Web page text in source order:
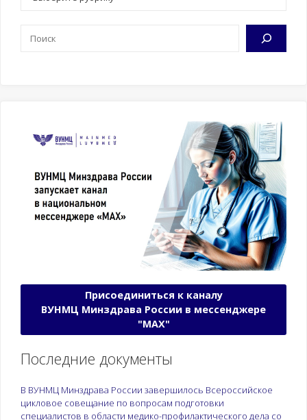
Присоединиться к каналу
ВУНМЦ Минздрава России в мессенджере
"МАХ"
Последние документы
В ВУНМЦ Минздрава России завершилось Всероссийское
цикловое совещание по вопросам подготовки
специалистов в области медико-профилактического дела со